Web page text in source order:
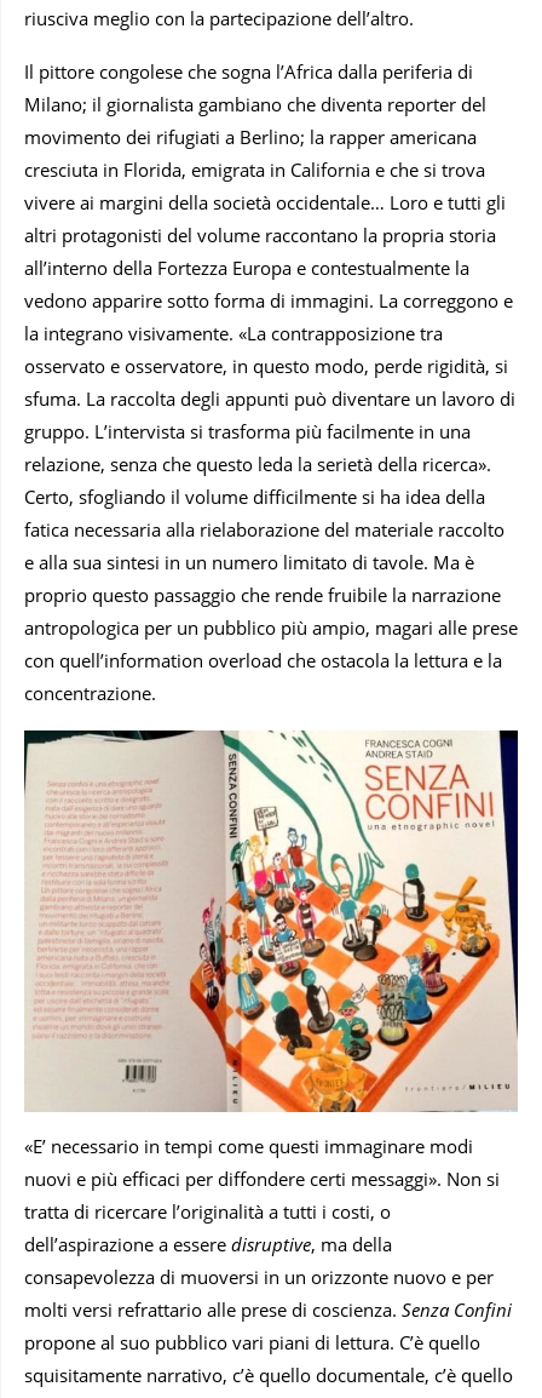
riusciva meglio con la partecipazione dell’altro.
Il pittore congolese che sogna l’Africa dalla periferia di
Milano; il giornalista gambiano che diventa reporter del
movimento dei rifugiati a Berlino; la rapper americana
cresciuta in Florida, emigrata in California e che si trova
vivere ai margini della società occidentale… Loro e tutti gli
altri protagonisti del volume raccontano la propria storia
all’interno della Fortezza Europa e contestualmente la
vedono apparire sotto forma di immagini. La correggono e
la integrano visivamente. «La contrapposizione tra
osservato e osservatore, in questo modo, perde rigidità, si
sfuma. La raccolta degli appunti può diventare un lavoro di
gruppo. L’intervista si trasforma più facilmente in una
relazione, senza che questo leda la serietà della ricerca».
Certo, sfogliando il volume difficilmente si ha idea della
fatica necessaria alla rielaborazione del materiale raccolto
e alla sua sintesi in un numero limitato di tavole. Ma è
proprio questo passaggio che rende fruibile la narrazione
antropologica per un pubblico più ampio, magari alle prese
con quell’information overload che ostacola la lettura e la
concentrazione.
«E’ necessario in tempi come questi immaginare modi
nuovi e più efficaci per diffondere certi messaggi». Non si
tratta di ricercare l’originalità a tutti i costi, o
dell’aspirazione a essere disruptive, ma della
consapevolezza di muoversi in un orizzonte nuovo e per
molti versi refrattario alle prese di coscienza. Senza Confini
propone al suo pubblico vari piani di lettura. C’è quello
squisitamente narrativo, c’è quello documentale, c’è quello